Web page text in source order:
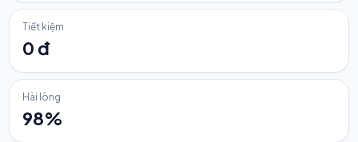
Tiết kiệm
0 đ
Hài lòng
98%